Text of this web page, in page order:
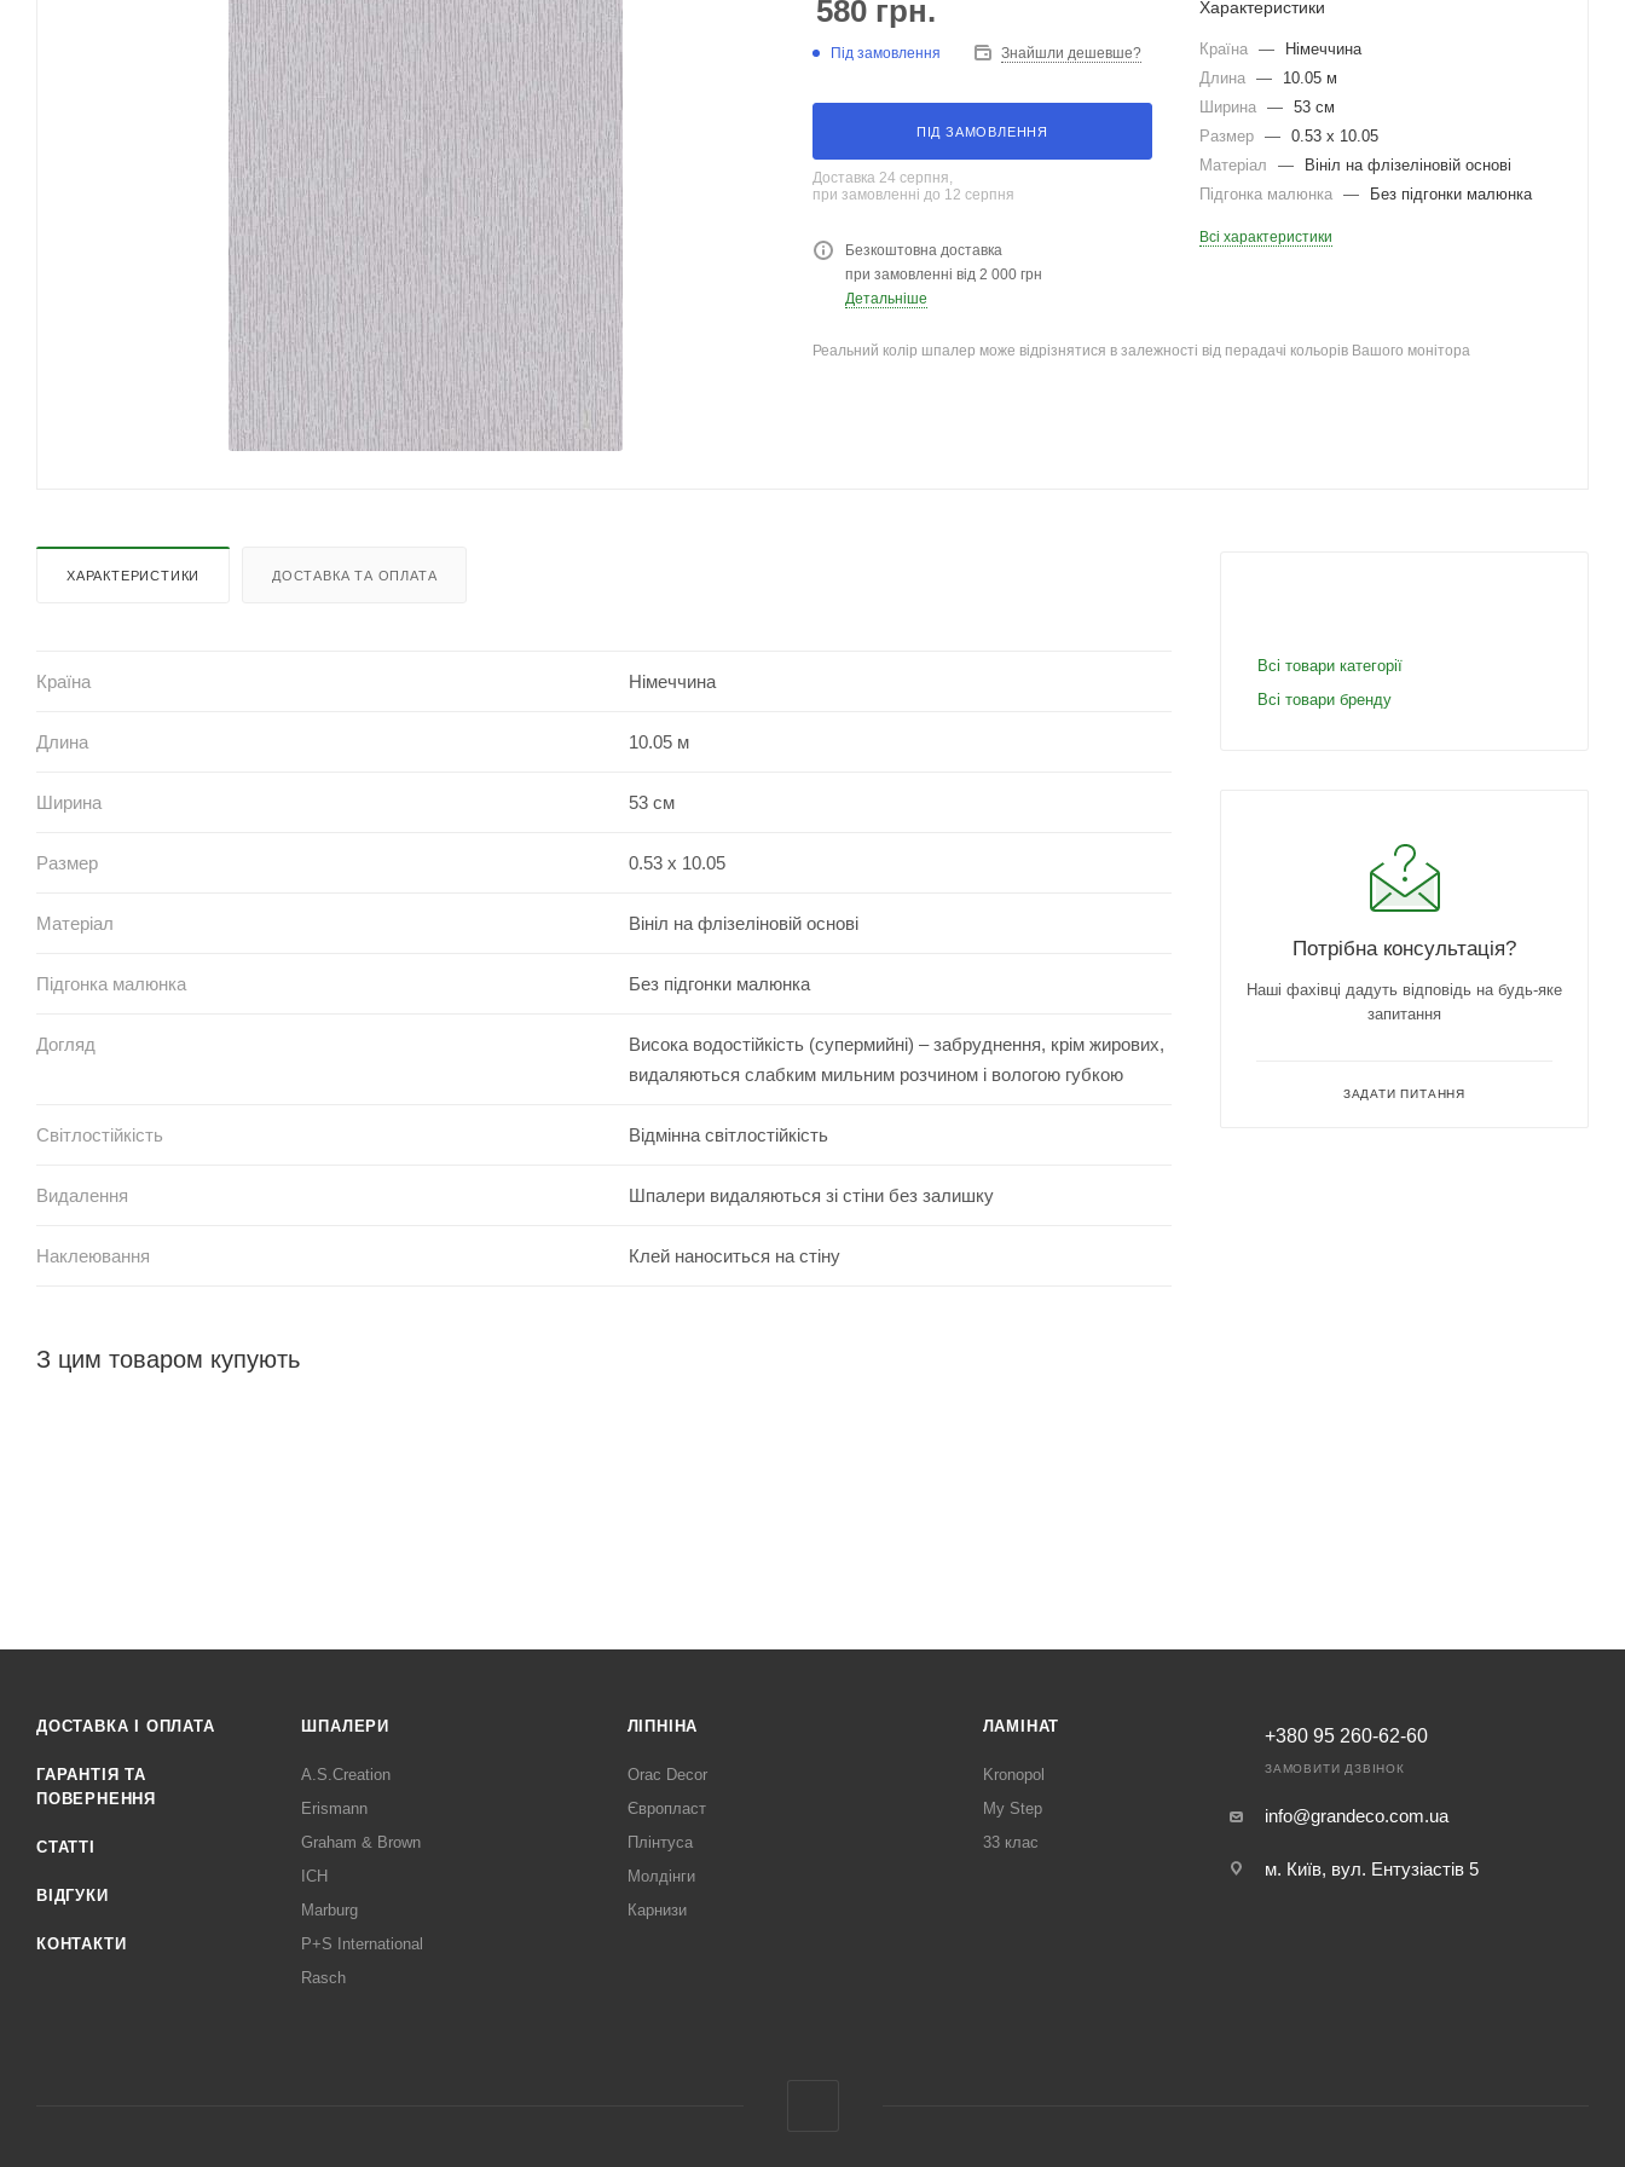
580 грн.
Під замовлення Знайшли дешевше?
ПІД ЗАМОВЛЕННЯ
Доставка 24 серпня,
при замовленні до 12 серпня
Безкоштовна доставка
при замовленні від 2 000 грн
Детальніше
Характеристики
Країна —
Німеччина
Длина —
10.05 м
Ширина — 53 см
Размер — 0.53 x 10.05
Матеріал
—
Вініл на флізеліновій основі
Підгонка малюнка — Без підгонки малюнка
Всі характеристики
Реальний колір шпалер може відрізнятися в залежності від перадачі кольорів Вашого монітора
ХАРАКТЕРИСТИКИ ДОСТАВКА ТА ОПЛАТА
Країна Німеччина
Длина 10.05 м
Ширина 53 см
Размер 0.53 x 10.05
Матеріал Вініл на флізеліновій основі
Підгонка малюнка Без підгонки малюнка
Догляд
Висока водостійкість (супермийні) – забруднення, крім жирових,
видаляються слабким мильним розчином і вологою губкою
Світлостійкість Відмінна світлостійкість
Видалення Шпалери видаляються зі стіни без залишку
Наклеювання Клей наноситься на стіну
З цим товаром купують
Всі товари категорії
Всі товари бренду
Потрібна консультація?
Наші фахівці дадуть відповідь на будь-яке
запитання
ЗАДАТИ ПИТАННЯ
ДОСТАВКА І ОПЛАТА
ГАРАНТІЯ ТА
ПОВЕРНЕННЯ
СТАТТІ
ВІДГУКИ
КОНТАКТИ
ШПАЛЕРИ
A.S.Creation
Erismann
Graham & Brown
ICH
Marburg
P+S International
Rasch
ЛІПНІНА
Orac Decor
Європласт
Плінтуса
Молдінги
Карнизи
ЛАМІНАТ
Kronopol
My Step
33 клас
+380 95 260-62-60
ЗАМОВИТИ ДЗВІНОК
info@grandeco.com.ua
м. Київ, вул. Ентузіастів 5